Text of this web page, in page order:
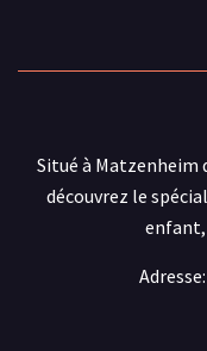
Situé à Matzenheim
découvrez le
enfant,
Adresse: